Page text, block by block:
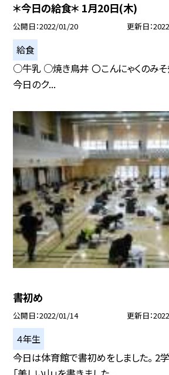
＊今日の給食＊ 1月20日(木)
公開日 2022/01/20 更新日
給食
○牛乳 ○焼き鳥丼 〇こんにゃくのみ
今日のク...
書初め
公開日 2022/01/14 更新日
４年生
今日は体育館で書初めをしました。 2